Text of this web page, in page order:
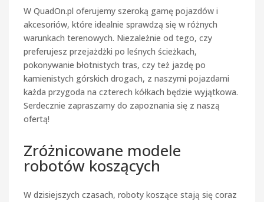
W QuadOn.pl oferujemy szeroką gamę pojazdów i
akcesoriów, które idealnie sprawdzą się w różnych
warunkach terenowych. Niezależnie od tego, czy
preferujesz przejażdżki po leśnych ścieżkach,
pokonywanie błotnistych tras, czy też jazdę po
kamienistych górskich drogach, z naszymi pojazdami
każda przygoda na czterech kółkach będzie wyjątkowa.
Serdecznie zapraszamy do zapoznania się z naszą
ofertą!
Zróżnicowane modele
robotów koszących
W dzisiejszych czasach, roboty koszące stają się coraz